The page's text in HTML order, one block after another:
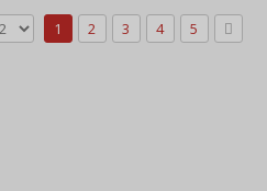
1 2 3 4 5